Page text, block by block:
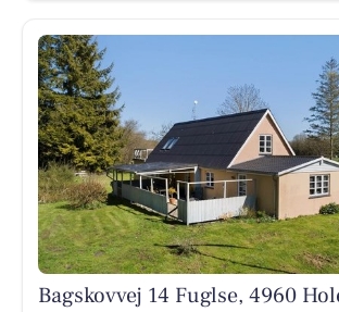
Bagskovvej 14 Fuglse, 4960